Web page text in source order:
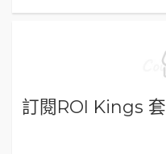
訂閱ROI Kings